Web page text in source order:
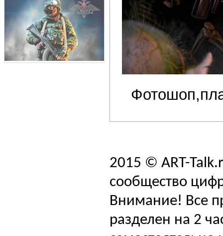
2015 © ART-
сообщество
Внимание! Все
разделен на 2